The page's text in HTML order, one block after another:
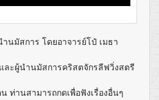
ำนมัสการ โดยอาจารย์โป๋ เมธา
ละผู้นำนมัสการคริสตจักรลีฟวิ่งสตรี
ท่านสามารถกดเพื่อฟังเรื่องอื่นๆ